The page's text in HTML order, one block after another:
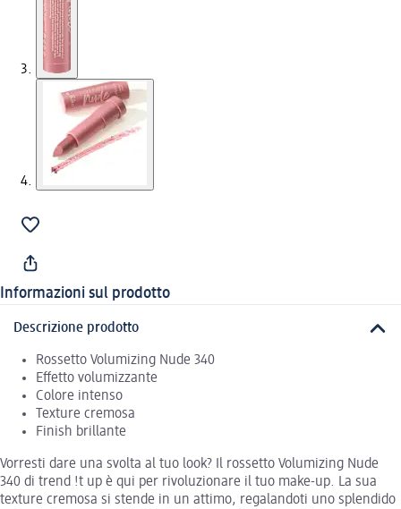
Informazioni sul prodotto
Descrizione prodotto
Rossetto Volumizing Nude 340
Effetto volumizzante
Colore intenso
Texture cremosa
Finish brillante
Vorresti dare una svolta al tuo look? Il rossetto Volumizing Nude
340 di trend !t up è qui per rivoluzionare il tuo make-up. La sua
texture cremosa si stende in un attimo, regalandoti uno splendido